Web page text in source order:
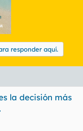
responder aquí.
la decisión más